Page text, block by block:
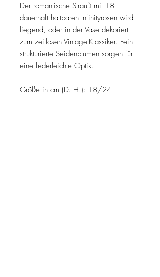
Der romantische Strauß mit 18
dauerhaft haltbaren Infinityrosen wird
liegend, oder in der Vase dekoriert
zum zeitlosen Vintage-Klassiker. Fein
strukturierte Seidenblumen sorgen für
eine federleichte Optik.
Größe in cm (D. H.): 18/24